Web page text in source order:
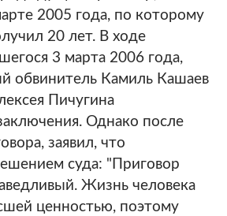
2005 года, по которому
20 лет. В ходе
3 марта 2006 года,
обвинитель Камиль Кашаев
Пичугина
Однако после
заявил, что
суда: "Приговор
Жизнь человека
ценностью, поэтому